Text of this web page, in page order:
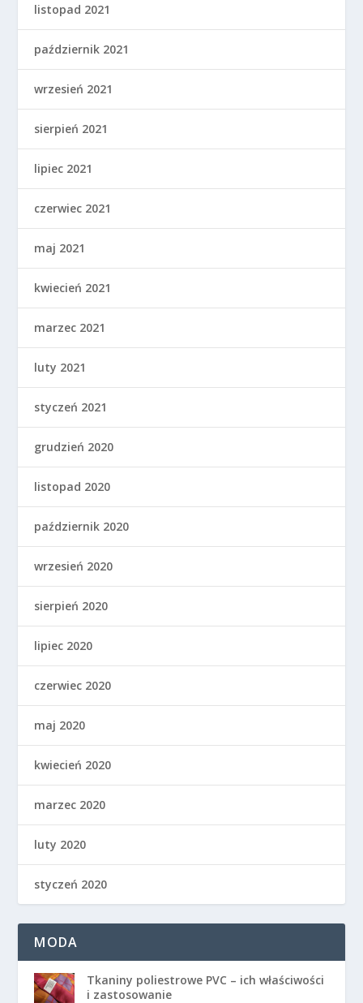
listopad 2021
październik 2021
wrzesień 2021
sierpień 2021
lipiec 2021
czerwiec 2021
maj 2021
kwiecień 2021
marzec 2021
luty 2021
styczeń 2021
grudzień 2020
listopad 2020
październik 2020
wrzesień 2020
sierpień 2020
lipiec 2020
czerwiec 2020
maj 2020
kwiecień 2020
marzec 2020
luty 2020
styczeń 2020
MODA
Tkaniny poliestrowe PVC – ich właściwości
i zastosowanie